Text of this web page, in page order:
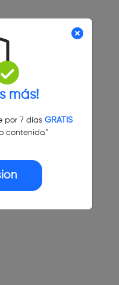
más!
por 7 días GRATIS
contenido."